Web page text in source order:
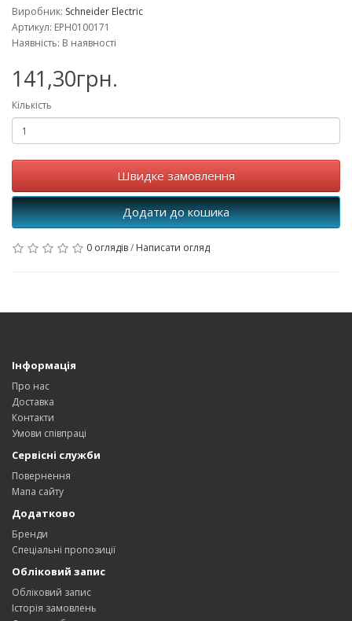
Виробник: Schneider Electric
Артикул: EPH0100171
Наявність: В наявності
141,30грн.
Кількість
Швидке замовлення
Додати до кошика
0 оглядів/ Написати огляд
Інформація
Про нас
Доставка
Контакти
Умови співпраці
Сервісні служби
Повернення
Мапа сайту
Додатково
Бренди
Спеціальні пропозиції
Обліковий запис
Обліковий запис
Історія замовлень